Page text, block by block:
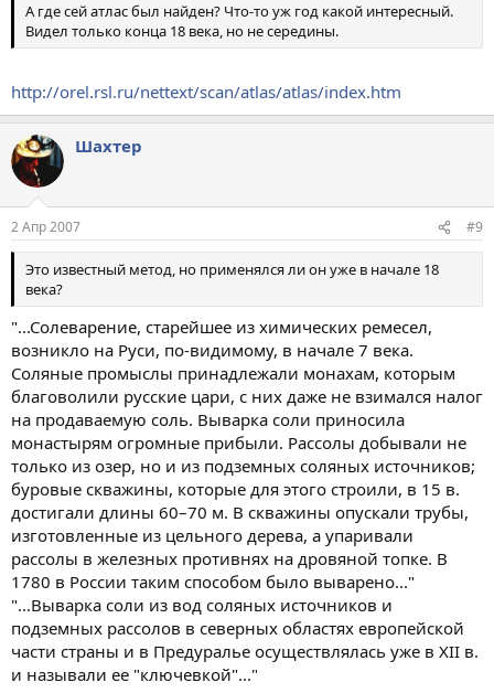
А где сей атлас был найден? Что-то уж год какой интересный.
Видел только конца 18 века, но не середины.
http://orel.rsl.ru/nettext/scan/atlas/atlas/index.htm
Шахтер
2 Апр 2007 #9
Это известный метод, но применялся ли он уже в начале 18
века?
"...Солеварение, старейшее из химических ремесел,
возникло на Руси, по-видимому, в начале 7 века.
Соляные промыслы принадлежали монахам, которым
благоволили русские цари, с них даже не взимался налог
на продаваемую соль. Выварка соли приносила
монастырям огромные прибыли. Рассолы добывали не
только из озер, но и из подземных соляных источников;
буровые скважины, которые для этого строили, в 15 в.
достигали длины 60–70 м. В скважины опускали трубы,
изготовленные из цельного дерева, а упаривали
рассолы в железных противнях на дровяной топке. В
1780 в России таким способом было выварено..."
"...Выварка соли из вод соляных источников и
подземных рассолов в северных областях европейской
части страны и в Предуралье осуществлялась уже в XII в.
и называли ее "ключевкой"..."